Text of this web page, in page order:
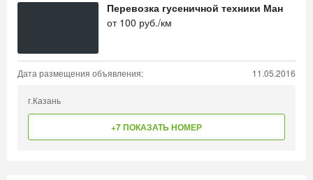
Перевозка гусеничной техники Ман
от 100 руб./км
Дата размещения объявления: 11.05.2016
г.Казань
+7 ПОКАЗАТЬ НОМЕР